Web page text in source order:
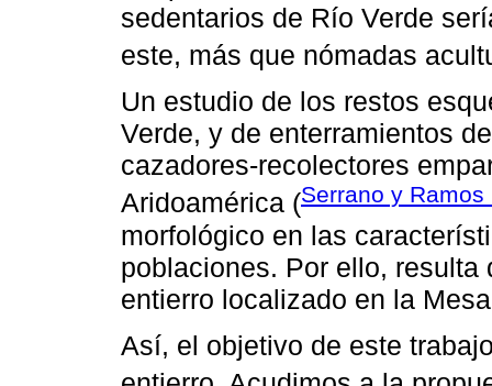
sedentarios de Río Verde
este, más que nómadas
Un estudio de los restos
Verde, y de enterramientos
cazadores-recolectores
Aridoamérica (Serrano y Ramos
morfológico en las
poblaciones. Por ello,
entierro localizado en la
Así, el objetivo de este